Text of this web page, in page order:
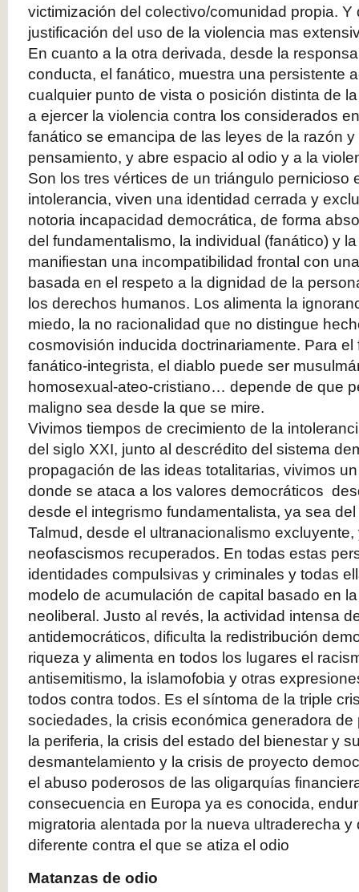
victimización del colectivo/comunidad propia.
justificación del uso de la violencia mas
En cuanto a la otra derivada, desde la
conducta, el fanático, muestra una persistente
cualquier punto de vista o posición distinta de
a ejercer la violencia contra los considerados
fanático se emancipa de las leyes de la razón
pensamiento, y abre espacio al odio y a la
Son los tres vértices de un triángulo pernicioso
intolerancia, viven una identidad cerrada y
notoria incapacidad democrática, de forma
del fundamentalismo, la individual (fanático) y
manifiestan una incompatibilidad frontal con
basada en el respeto a la dignidad de la
los derechos humanos. Los alimenta la
miedo, la no racionalidad que no distingue
cosmovisión inducida doctrinariamente. Para el
fanático-integrista, el diablo puede ser
homosexual-ateo-cristiano… depende de que
maligno sea desde la que se mire.
Vivimos tiempos de crecimiento de la
del siglo XXI, junto al descrédito del sistema
propagación de las ideas totalitarias, vivimos
donde se ataca a los valores democráticos
desde el integrismo fundamentalista, ya sea
Talmud, desde el ultranacionalismo
neofascismos recuperados. En todas estas
identidades compulsivas y criminales y todas
modelo de acumulación de capital basado en
neoliberal. Justo al revés, la actividad intensa
antidemocráticos, dificulta la redistribución
riqueza y alimenta en todos los lugares el
antisemitismo, la islamofobia y otras
todos contra todos. Es el síntoma de la triple
sociedades, la crisis económica generadora
la periferia, la crisis del estado del bienestar y
desmantelamiento y la crisis de proyecto
el abuso poderosos de las oligarquías
consecuencia en Europa ya es conocida,
migratoria alentada por la nueva ultraderecha
diferente contra el que se atiza el odio
Matanzas de odio